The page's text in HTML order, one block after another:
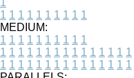
1 1 1 1 1 1 1 1 1 1
MEDIUM:
1 1 1 1 1 1 1 1 1 1
1 1 1 1 1 1 1 1 1 1 1 1 1 1 1
1 1 1 1 1 1 1 1 1 1 1 1 1 1 1